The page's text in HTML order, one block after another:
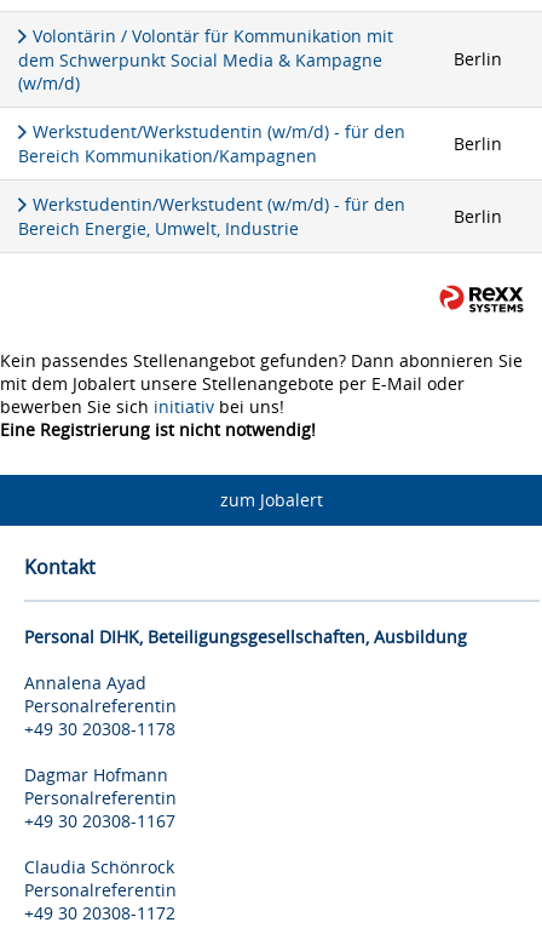
Volontärin / Volontär für Kommunikation mit
dem Schwerpunkt Social Media & Kampagne
(w/m/d)
Berlin
Werkstudent/Werkstudentin (w/m/d) - für den
Bereich Kommunikation/Kampagnen
Berlin
Werkstudentin/Werkstudent (w/m/d) - für den
Bereich Energie, Umwelt, Industrie
Berlin
Kein passendes Stellenangebot gefunden? Dann abonnieren Sie
mit dem Jobalert unsere Stellenangebote per E-Mail oder
bewerben Sie sich initiativ bei uns!
Eine Registrierung ist nicht notwendig!
zum Jobalert
Kontakt
Personal DIHK, Beteiligungsgesellschaften, Ausbildung
Annalena Ayad
Personalreferentin
+49 30 20308-1178
Dagmar Hofmann
Personalreferentin
+49 30 20308-1167
Claudia Schönrock
Personalreferentin
+49 30 20308-1172